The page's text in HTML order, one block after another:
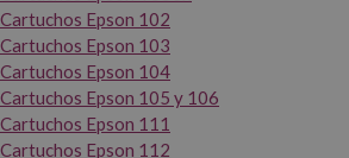
Cartuchos Epson 102
Cartuchos Epson 103
Cartuchos Epson 104
Cartuchos Epson 105 y 106
Cartuchos Epson 111
Cartuchos Epson 112